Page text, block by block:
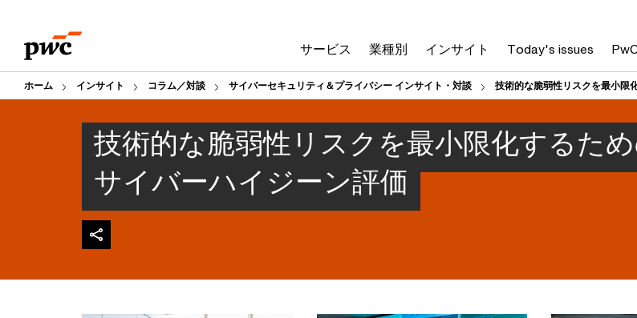
content
footer
サービス 業種別 インサイト Today's issues
ホーム インサイト コラム／対談 サイバーセキュリティ＆プライバシー インサイト・対談 技術的な脆弱性リスクを最小限
技術的な脆弱性リスクを最小限化するた
サイバーハイジーン評価